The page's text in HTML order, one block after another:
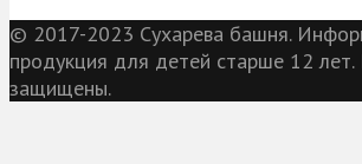
© 2017-2023 Сухарева башня.
продукция для детей старше 12 лет.
защищены.